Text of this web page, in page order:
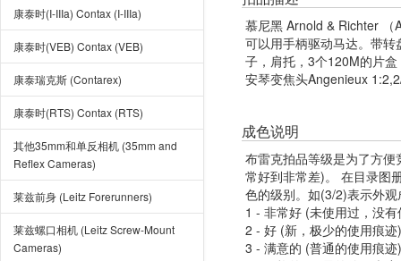
康泰时(I-IIIa) Contax (I-IIIa)
康泰时(VEB) Contax (VEB)
康泰瑞克斯 (Contarex)
康泰时(RTS) Contax (RTS)
其他35mm和单反相机 (35mm and
Reflex Cameras)
莱兹前身 (Leitz Forerunners)
莱兹螺口相机 (Leitz Screw-Mount
Cameras)
慕尼黑 Arnold & Richter （
可以用手柄驱动马达。带
子，肩托，3个120M的片
安琴变焦头Angenieux
成色说明
布雷克拍品等级是为了方
常好到非常差)。 在目录图
色的级别。如(3/2)表示外
1 - 非常好 (未使用过，没
2 - 好 (新，极少的使用痕迹)
3 - 满意的 (普通的使用痕迹)